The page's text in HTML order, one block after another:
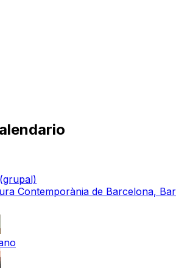
Contemporània de Barcelona,